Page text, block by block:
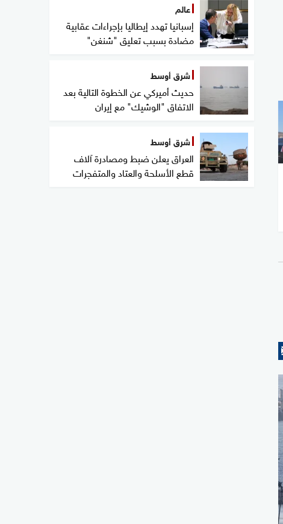
عالم
إسبانيا تهدد إيطاليا بإجراءات عقابية
مضادة بسبب تعليق "شنغن"
شرق أوسط
حديث أميركي عن الخطوة التالية بعد
الاتفاق "الوشيك" مع إيران
شرق أوسط
العراق يعلن ضبط ومصادرة آلاف
قطع الأسلحة والعتاد والمتفجرات